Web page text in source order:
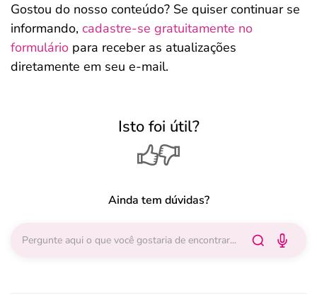
Gostou do nosso conteúdo? Se quiser continuar se
informando, cadastre-se gratuitamente no
formulário para receber as atualizações
diretamente em seu e-mail.
Isto foi útil?
Ainda tem dúvidas?